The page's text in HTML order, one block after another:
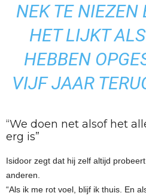
NEK TE NIEZEN
HET LIJKT
HEBBEN
VIJF JAAR
“We doen net alsof het
erg is”
Isidoor zegt dat hij zelf altijd
anderen.
“Als ik me rot voel, blijf ik thuis. En